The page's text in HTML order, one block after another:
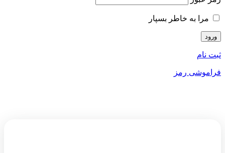
مرا به خاطر بسپار
ثبت نام
فراموشی رمز